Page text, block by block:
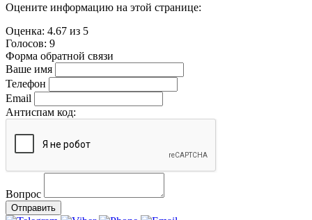
Оцените информацию на этой странице:
Оценка: 4.67 из 5
Голосов: 9
Форма обратной связи
Ваше имя
Телефон
Email
Антиспам код:
Вопрос
Отправить